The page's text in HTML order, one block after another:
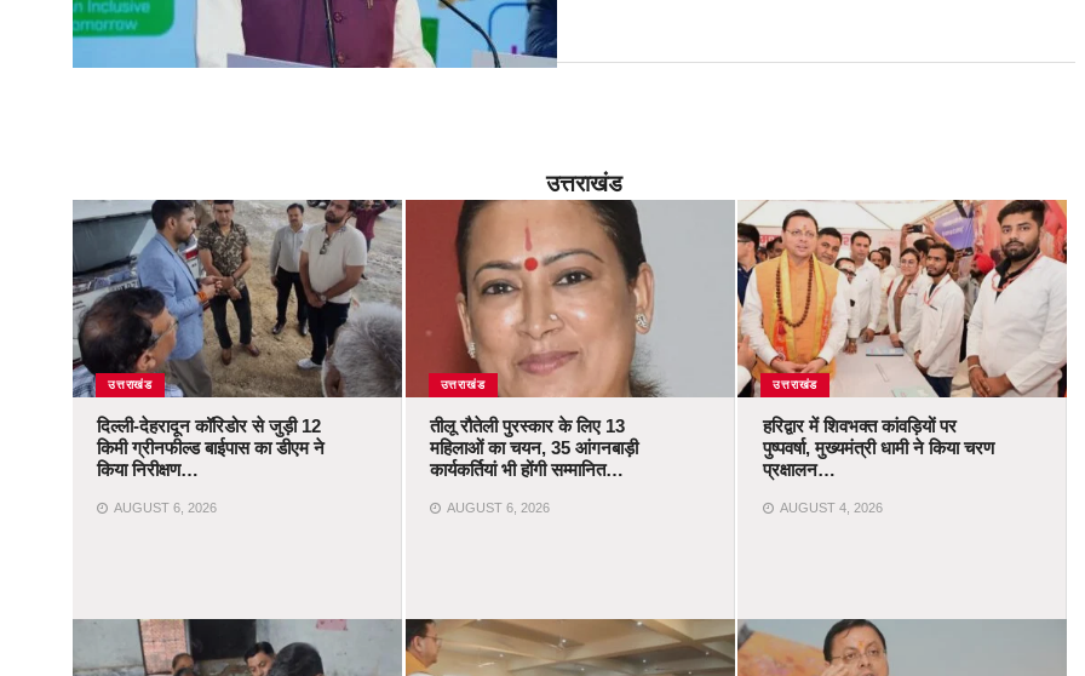
उत्तराखंड
उत्तराखंड
दिल्ली-देहरादून कॉरिडोर से जुड़ी 12
किमी ग्रीनफील्ड बाईपास का डीएम ने
किया निरीक्षण…
AUGUST 6, 2026
उत्तराखंड
तीलू रौतेली पुरस्कार के लिए 13
महिलाओं का चयन, 35 आंगनबाड़ी
कार्यकर्तियां भी होंगी सम्मानित…
AUGUST 6, 2026
उत्तराखंड
हरिद्वार में शिवभक्त कांवड़ियों पर
पुष्पवर्षा, मुख्यमंत्री धामी ने किया चरण
प्रक्षालन…
AUGUST 4, 2026